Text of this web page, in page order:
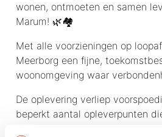
wonen, ontmoeten en samen
Marum! 🌿🏘️
Met alle voorzieningen op
Meerborg een fijne,
woonomgeving waar
De oplevering verliep
beperkt aantal opleverpunten